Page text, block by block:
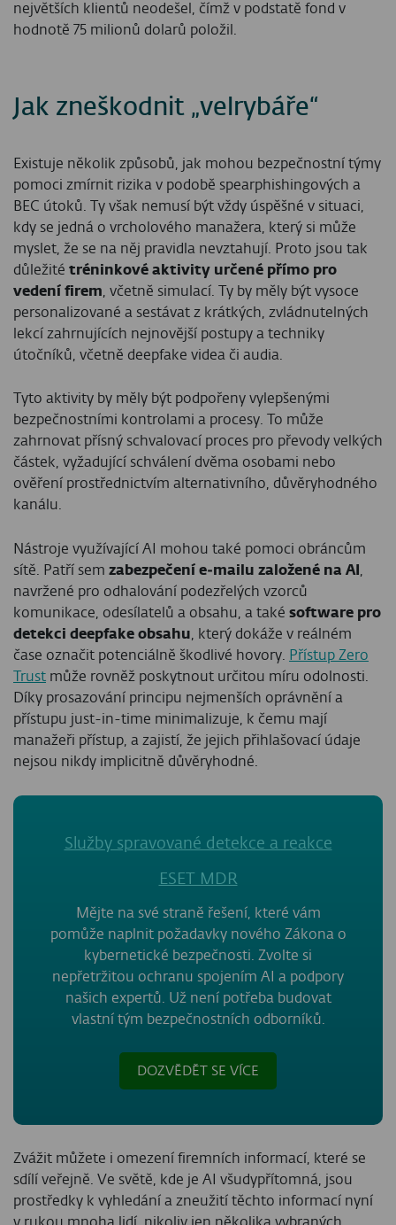
největších klientů neodešel, čímž v podstatě fond v
hodnotě 75 milionů dolarů položil.
Jak zneškodnit „velrybáře“
Existuje několik způsobů, jak mohou bezpečnostní týmy
pomoci zmírnit rizika v podobě spearphishingových a
BEC útoků. Ty však nemusí být vždy úspěšné v situaci,
kdy se jedná o vrcholového manažera, který si může
myslet, že se na něj pravidla nevztahují. Proto jsou tak
důležité tréninkové aktivity určené přímo pro
vedení firem, včetně simulací. Ty by měly být vysoce
personalizované a sestávat z krátkých, zvládnutelných
lekcí zahrnujících nejnovější postupy a techniky
útočníků, včetně deepfake videa či audia.
Tyto aktivity by měly být podpořeny vylepšenými
bezpečnostními kontrolami a procesy. To může
zahrnovat přísný schvalovací proces pro převody velkých
částek, vyžadující schválení dvěma osobami nebo
ověření prostřednictvím alternativního, důvěryhodného
kanálu.
Nástroje využívající AI mohou také pomoci obráncům
sítě. Patří sem zabezpečení e‑mailu založené na AI,
navržené pro odhalování podezřelých vzorců
komunikace, odesílatelů a obsahu, a také software pro
detekci deepfake obsahu, který dokáže v reálném
čase označit potenciálně škodlivé hovory. Přístup Zero
Trust může rovněž poskytnout určitou míru odolnosti.
Díky prosazování principu nejmenších oprávnění a
přístupu just-in-time minimalizuje, k čemu mají
manažeři přístup, a zajistí, že jejich přihlašovací údaje
nejsou nikdy implicitně důvěryhodné.
Služby spravované detekce a reakce
ESET MDR
Mějte na své straně řešení, které vám
pomůže naplnit požadavky nového Zákona o
kybernetické bezpečnosti. Zvolte si
nepřetržitou ochranu spojením AI a podpory
našich expertů. Už není potřeba budovat
vlastní tým bezpečnostních odborníků.
DOZVĚDĚT SE VÍCE
Zvážit můžete i omezení firemních informací, které se
sdílí veřejně. Ve světě, kde je AI všudypřítomná, jsou
prostředky k vyhledání a zneužití těchto informací nyní